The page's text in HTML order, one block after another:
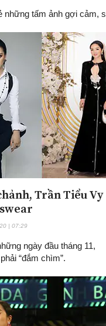
những tấm ảnh gợi cảm,
Trần Tiểu Vy
| 07:29
ngày đầu tháng 11,
“đắm chìm”.